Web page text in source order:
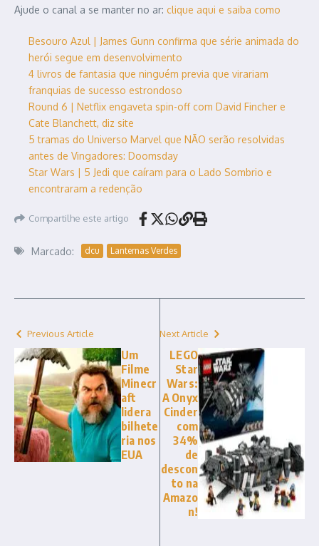
Ajude o canal a se manter no ar: clique aqui e saiba como
Besouro Azul | James Gunn confirma que série animada do
herói segue em desenvolvimento
4 livros de fantasia que ninguém previa que virariam
franquias de sucesso estrondoso
Round 6 | Netflix engaveta spin-off com David Fincher e
Cate Blanchett, diz site
5 tramas do Universo Marvel que NÃO serão resolvidas
antes de Vingadores: Doomsday
Star Wars | 5 Jedi que caíram para o Lado Sombrio e
encontraram a redenção
Compartilhe este artigo
Marcado: dcu Lanternas Verdes
Previous Article
Um
Filme
Minecr
aft
lidera
bilhete
ria nos
EUA
Next Article
LEGO
Star
Wars:
A Onyx
Cinder
com
34%
de
descon
to na
Amazo
n!